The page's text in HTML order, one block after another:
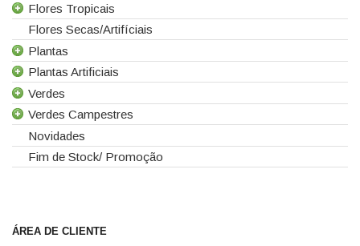
Flores Tropicais
Todas as Flores Tropicais
Alpinias
Berzelias
Brunias
Curcuma
Gloriosas
Helicónias
Flores Secas/Artifíciais
Plantas
Todas as Plantas
Gerbera de Vaso
Phalaenopsis
Sanseverina
Plantas Artificiais
Todas as Plantas Artificiais
Suculentas Artificiais
Verdes
Todos os Verdes
Asparagus
Aspidistra
Verdes Campestres
Todos os Verdes Campestres
Eucaliptos
Novidades
Fim de Stock/ Promoção
ÁREA DE CLIENTE